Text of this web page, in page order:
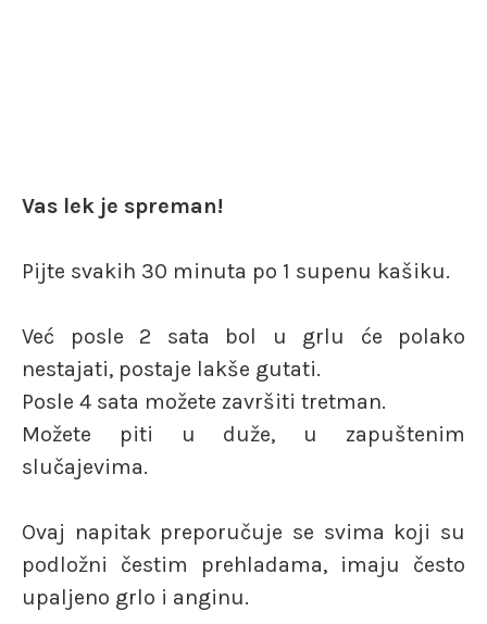
Vas lek je spreman!
Pijte svakih 30 minuta po 1 supenu kašiku.
Već posle 2 sata bol u grlu će polako
nestajati, postaje lakše gutati.
Posle 4 sata možete završiti tretman.
Možete piti u duže, u zapuštenim
slučajevima.
Ovaj napitak preporučuje se svima koji su
podložni čestim prehladama, imaju često
upaljeno grlo i anginu.